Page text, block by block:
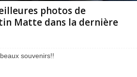
photos de
Matte dans la dernière
souvenirs!!